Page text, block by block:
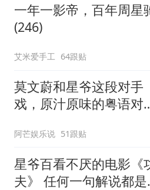
一年一影帝，百年周星
(246)
艾米爱手工 64跟贴
莫文蔚和星爷这段对手
戏，原汁原味的粤语对
魅力！
阿芒娱乐说 51跟贴
星爷百看不厌的电影《
夫》 任何一句解说都是对